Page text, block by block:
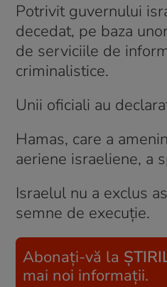
Potrivit guvernului
decedat, pe baza
de serviciile de
criminalistice.
Unii oficiali au
Hamas, care a
aeriene israeliene, a
Israelul nu a exclus
semne de execuție.
Abonați-vă la
mai noi informații.